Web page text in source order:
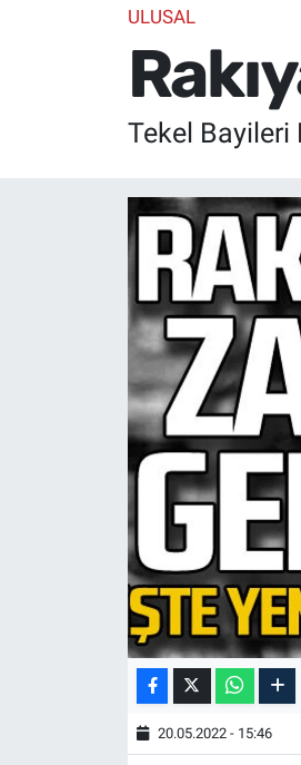
ULUSAL
Tekel Bayileri
20.05.2022 - 15:46